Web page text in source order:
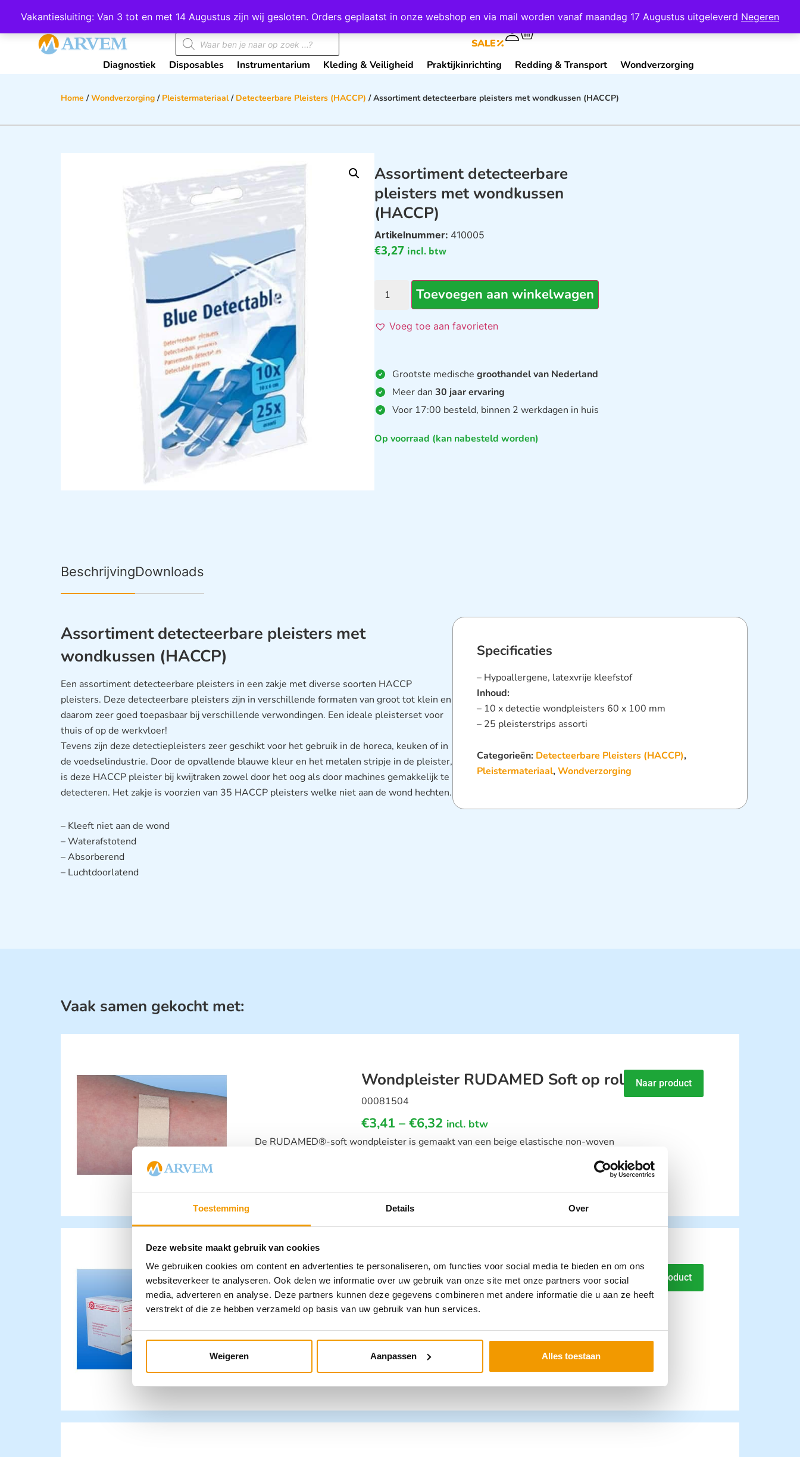
Toestemming Details Over
Deze website maakt gebruik van cookies
We gebruiken cookies om content en advertenties te personaliseren, om functies voor social media te bieden en om ons
websiteverkeer te analyseren. Ook delen we informatie over uw gebruik van onze site met onze partners voor social
media, adverteren en analyse. Deze partners kunnen deze gegevens combineren met andere informatie die u aan ze heeft
verstrekt of die ze hebben verzameld op basis van uw gebruik van hun services.
Weigeren Aanpassen Alles toestaan
Vakantiesluiting: Van 3 tot en met 14 Augustus zijn wij gesloten. Orders geplaatst in onze webshop en via mail worden vanaf maandag 17 Augustus uitgeleverd Negeren
Wij scoren een 4,8 op Google Mijn Account Contact
SALE
Diagnostiek Disposables Instrumentarium Kleding & Veiligheid Praktijkinrichting Redding & Transport Wondverzorging
Home /Wondverzorging / Pleistermateriaal/ Detecteerbare Pleisters (HACCP) / Assortiment detecteerbare pleisters met wondkussen (HACCP)
Assortiment detecteerbare
pleisters met wondkussen
(HACCP)
Artikelnummer: 410005
€3,27 incl. btw
Toevoegen aan winkelwagen
Voeg toe aan favorieten
Grootste medischegroothandel van Nederland
Meer dan30 jaar ervaring
Voor 17:00 besteld, binnen 2 werkdagen in huis
Op voorraad (kan nabesteld worden)
BeschrijvingDownloads
Assortiment detecteerbare pleisters met
wondkussen (HACCP)
Een assortiment detecteerbare pleisters in een zakje met diverse soorten HACCP
pleisters. Deze detecteerbare pleisters zijn in verschillende formaten van groot tot klein en
daarom zeer goed toepasbaar bij verschillende verwondingen. Een ideale pleisterset voor
thuis of op de werkvloer!
Tevens zijn deze detectiepleisters zeer geschikt voor het gebruik in de horeca, keuken of in
de voedselindustrie. Door de opvallende blauwe kleur en het metalen stripje in de pleister,
is deze HACCP pleister bij kwijtraken zowel door het oog als door machines gemakkelijk te
detecteren. Het zakje is voorzien van 35 HACCP pleisters welke niet aan de wond hechten.
Specificaties
– Hypoallergene, latexvrije kleefstof
Inhoud:
– 10 x detectie wondpleisters 60 x 100 mm
– 25 pleisterstrips assorti
Categorieën: Detecteerbare Pleisters (HACCP),
Pleistermateriaal,Wondverzorging
– Kleeft niet aan de wond
– Waterafstotend
– Absorberend
– Luchtdoorlatend
Vaak samen gekocht met:
Naar product
Wondpleister RUDAMED Soft op rol
00081504
€3,41 – €6,32 incl. btw
De RUDAMED®-soft wondpleister is gemaakt van een beige elastische non-woven
Lees
Naar product
Wondpleister RUDAMED Sensitive op rol
00082504
€3,58 – €6,19
non-woven (niet geweven) stof, welke is voorzien van een huidvriendelijke